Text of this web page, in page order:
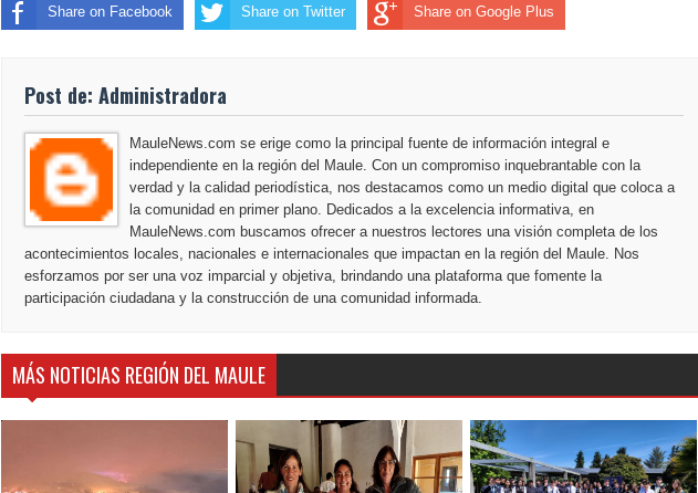
Share on Facebook Share on Twitter Share on Google Plus
Post de: Administradora
MauleNews.com se erige como la principal fuente de información integral e
independiente en la región del Maule. Con un compromiso inquebrantable con la
verdad y la calidad periodística, nos destacamos como un medio digital que coloca a
la comunidad en primer plano. Dedicados a la excelencia informativa, en
MauleNews.com buscamos ofrecer a nuestros lectores una visión completa de los
acontecimientos locales, nacionales e internacionales que impactan en la región del Maule. Nos
esforzamos por ser una voz imparcial y objetiva, brindando una plataforma que fomente la
participación ciudadana y la construcción de una comunidad informada.
MÁS NOTICIAS REGIÓN DEL MAULE